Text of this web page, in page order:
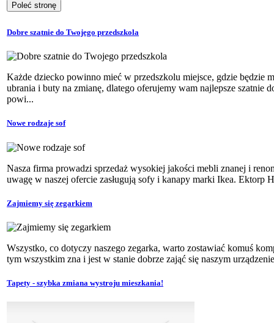
Dobre szatnie do Twojego przedszkola
Każde dziecko powinno mieć w przedszkolu miejsce, gdzie będzie
ubrania i buty na zmianę, dlatego oferujemy wam najlepsze szatnie
powi...
Nowe rodzaje sof
Nasza firma prowadzi sprzedaż wysokiej jakości mebli znanej i
uwagę w naszej ofercie zasługują sofy i kanapy marki Ikea. Ektorp
Zajmiemy się zegarkiem
Wszystko, co dotyczy naszego zegarka, warto zostawiać komuś
tym wszystkim zna i jest w stanie dobrze zająć się naszym
Tapety - szybka zmiana wystroju mieszkania!